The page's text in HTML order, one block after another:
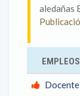
aledañas